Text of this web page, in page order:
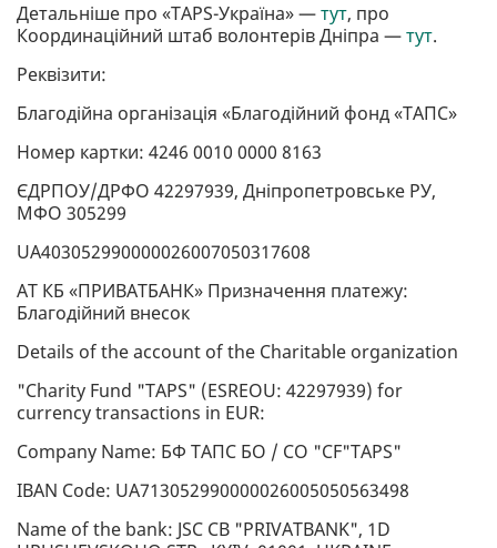
Детальніше про «TAPS-Україна» —тут, про
Координаційний штаб волонтерів Дніпра —тут.
Реквізити:
Благодійна організація «Благодійний фонд «ТАПС»
Номер картки: 4246 0010 0000 8163
ЄДРПОУ/ДРФО 42297939, Дніпропетровське РУ,
МФО 305299
UA403052990000026007050317608
АТ КБ «ПРИВАТБАНК» Призначення платежу:
Благодійний внесок
Details of the account of the Charitable organization
"Charity Fund "TAPS" (ESREOU: 42297939) for
currency transactions in EUR:
Company Name: БФ TAПC БО / CO "CF"TAPS"
IBAN Code: UA713052990000026005050563498
Name of the bank: JSC CB "PRIVATBANK", 1D